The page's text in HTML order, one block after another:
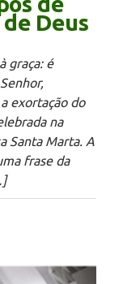
Deus
graça: é
exortação do
na
Santa Marta. A
frase da